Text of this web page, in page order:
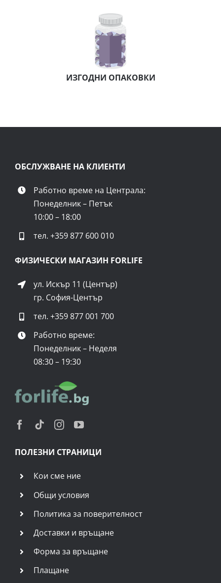
ИЗГОДНИ ОПАКОВКИ
ОБСЛУЖВАНЕ НА КЛИЕНТИ
Работно време на Централа:
Понеделник – Петък
10:00 – 18:00
тел.+359 877 600 010
ФИЗИЧЕСКИ МАГАЗИН FORLIFE
ул. Искър 11 (Център)
гр. София-Център
тел.+359 877 001 700
Работно време:
Понеделник – Неделя
08:30 – 19:30
ПОЛЕЗНИ СТРАНИЦИ
Кои сме ние
Общи условия
Политика за поверителност
Доставки и връщане
Форма за връщане
Плащане